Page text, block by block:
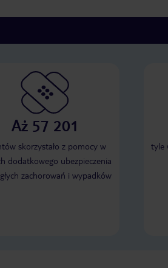
Aż 57 201
skorzystało z pomocy w
dodatkowego ubezpieczenia
zachorowań i wypadków
tyle